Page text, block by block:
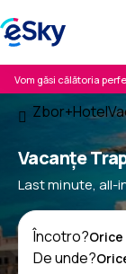
Vom găsi călătoria
Zbor+Hotel
Vacanţe
Last minute, all-
Încotro?
De unde?